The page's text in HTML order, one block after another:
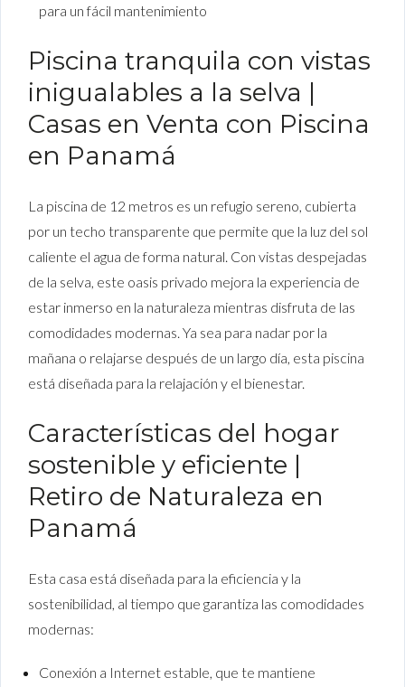
para un fácil mantenimiento
Piscina tranquila con vistas
inigualables a la selva |
Casas en Venta con Piscina
en Panamá
La piscina de 12 metros es un refugio sereno, cubierta
por un techo transparente que permite que la luz del sol
caliente el agua de forma natural. Con vistas despejadas
de la selva, este oasis privado mejora la experiencia de
estar inmerso en la naturaleza mientras disfruta de las
comodidades modernas. Ya sea para nadar por la
mañana o relajarse después de un largo día, esta piscina
está diseñada para la relajación y el bienestar.
Características del hogar
sostenible y eficiente |
Retiro de Naturaleza en
Panamá
Esta casa está diseñada para la eficiencia y la
sostenibilidad, al tiempo que garantiza las comodidades
modernas:
Conexión a Internet estable, que te mantiene